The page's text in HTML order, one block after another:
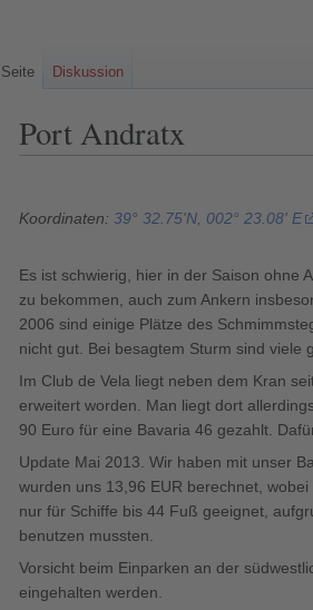
Port Andratx
Navigation
Suche
Koordinaten: 39° 32.75'N, 002° 23.08' E
Es ist schwierig, hier in der Saison ohne
zu bekommen, auch zum Ankern
2006 sind einige Plätze des
nicht gut. Bei besagtem Sturm sind viele
Im Club de Vela liegt neben dem Kran
erweitert worden. Man liegt dort
90 Euro für eine Bavaria 46 gezahlt.
Update Mai 2013. Wir haben mit unser
wurden uns 13,96 EUR berechnet,
nur für Schiffe bis 44 Fuß geeignet,
benutzen mussten.
Vorsicht beim Einparken an der
eingehalten werden.
Seite Diskussion